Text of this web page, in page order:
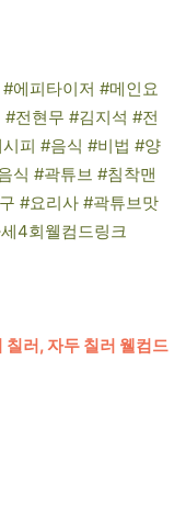
에피타이저 #메인요
전현무 #김지석 #전
피 #음식 #비법 #양
식 #곽튜브 #침착맨
#요리사 #곽튜브맛
4회웰컴드링크
러, 자두 칠러 웰컴드